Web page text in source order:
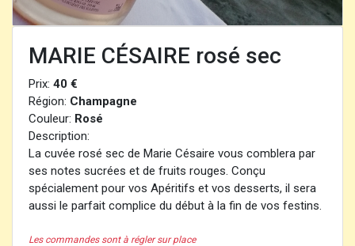
MARIE CÉSAIRE rosé sec
Prix: 40 €
Région: Champagne
Couleur: Rosé
Description:
La cuvée rosé sec de Marie Césaire vous comblera par
ses notes sucrées et de fruits rouges. Conçu
spécialement pour vos Apéritifs et vos desserts, il sera
aussi le parfait complice du début à la fin de vos festins.
Les commandes sont à régler sur place